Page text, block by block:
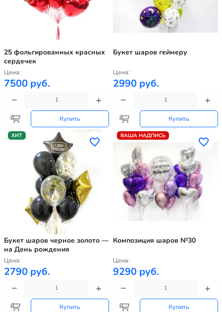
25 фольгированных красных
сердечек
Цена:
7500 руб.
Купить
Букет шаров геймеру
Цена:
2990 руб.
Купить
ХИТ
Букет шаров черное золото —
на День рождения
Цена:
2790 руб.
Купить
ВАША НАДПИСЬ
Композиция шаров №30
Цена:
9290 руб.
Купить